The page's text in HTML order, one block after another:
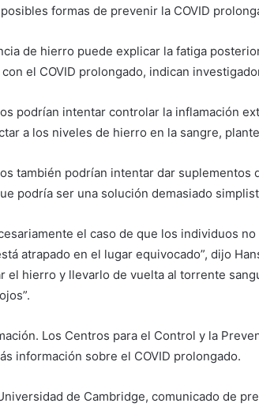
formas de prevenir la COVID
de hierro puede explicar la fatiga
el COVID prolongado, indican
podrían intentar controlar la inflamación
a los niveles de hierro en la sangre,
también podrían intentar dar suplementos
podría ser una solución demasiado
el caso de que los individuos
atrapado en el lugar equivocado”, dijo
el hierro y llevarlo de vuelta al torrente
Los Centros para el Control y la
información sobre el COVID prolongado.
de Cambridge, comunicado de